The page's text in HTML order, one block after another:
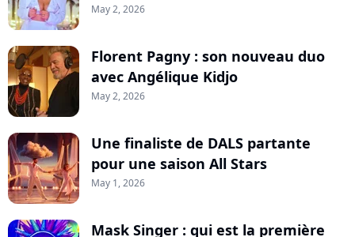
May 2, 2026
Florent Pagny : son nouveau duo
avec Angélique Kidjo
May 2, 2026
Une finaliste de DALS partante
pour une saison All Stars
May 1, 2026
Mask Singer : qui est la première